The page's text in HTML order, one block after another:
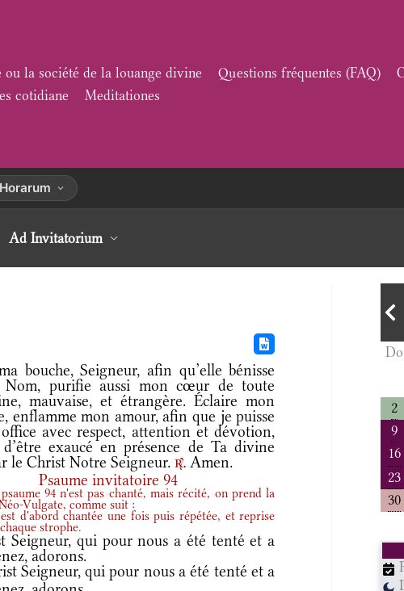
ou la société de la louange divine Questions fréquentes (FAQ)
cotidiane
Meditationes
Ad Invitatorium
bouche, Seigneur, afin qu’elle bénisse
Nom, purifie aussi mon cœur de toute
mauvaise, et étrangère. Éclaire mon
enflamme mon amour, afin que je puisse
avec respect, attention et dévotion,
exaucé en présence de Ta divine
le Christ Notre Seigneur.r. Amen.
Psaume invitatoire 94
94 n'est pas chanté, mais récité, on prend la
Vulgate, comme suit :
d'abord chantée une fois puis répétée, et reprise
strophe.
Seigneur, qui pour nous a été tenté et a
adorons.
Seigneur, qui pour nous a été tenté et a
Do
2
9
16
23
30